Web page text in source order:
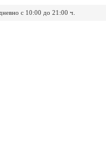
с 10:00 до 21:00 ч.